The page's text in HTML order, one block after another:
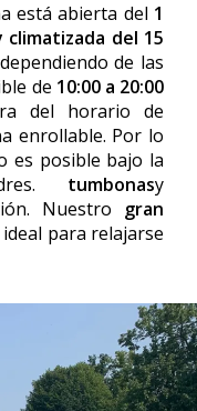
está abierta del 1
del 15
de las
de 10:00 a 20:00
del horario de
enrollable. Por lo
es posible bajo la
tumbonasy
Nuestro gran
ideal para relajarse